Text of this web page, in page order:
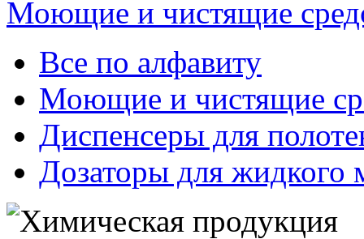
Моющие и чистящие
Все по алфавиту
Моющие и чистящие
Диспенсеры для
Дозаторы для жидкого